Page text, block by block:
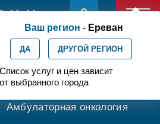
11-11
Ваш регион - Ереван
ДА ДРУГОЙ РЕГИОН
Список услуг и цен зависит
от выбранного города
Протонная терапия
Амбулаторная онкология